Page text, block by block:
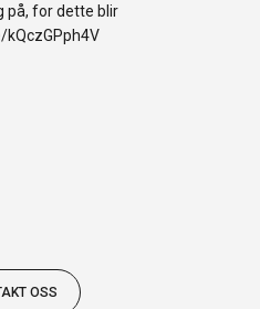
på, for dette blir
OSS